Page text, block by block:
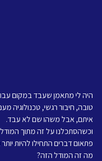
היה לי מתאמן שעבד במקום
טובה, חיבור רגשי, טכנולוגיה
איתם, אבל משהו שם לא עבד.
וכשהסתכלנו על זה מתוך
פתאום דברים התחילו להיות יותר
מה זה המודל הזה?